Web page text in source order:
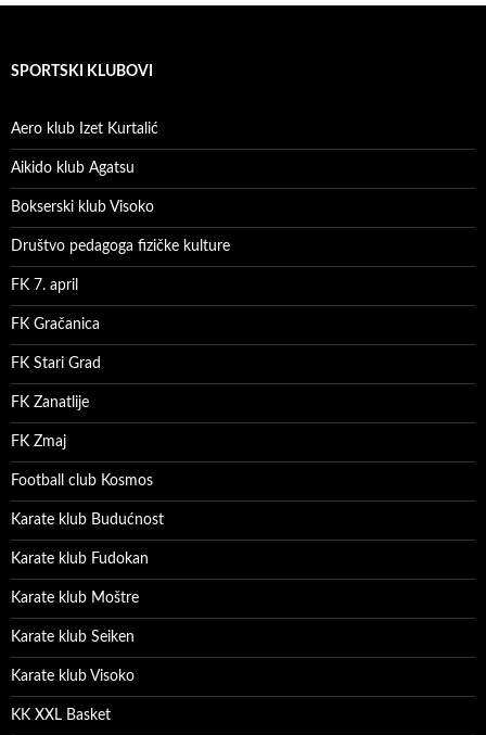
SPORTSKI KLUBOVI
Aero klub Izet Kurtalić
Aikido klub Agatsu
Bokserski klub Visoko
Društvo pedagoga fizičke kulture
FK 7. april
FK Gračanica
FK Stari Grad
FK Zanatlije
FK Zmaj
Football club Kosmos
Karate klub Budućnost
Karate klub Fudokan
Karate klub Moštre
Karate klub Seiken
Karate klub Visoko
KK XXL Basket